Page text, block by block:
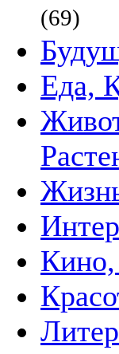
(69)
Еда,
Кино,